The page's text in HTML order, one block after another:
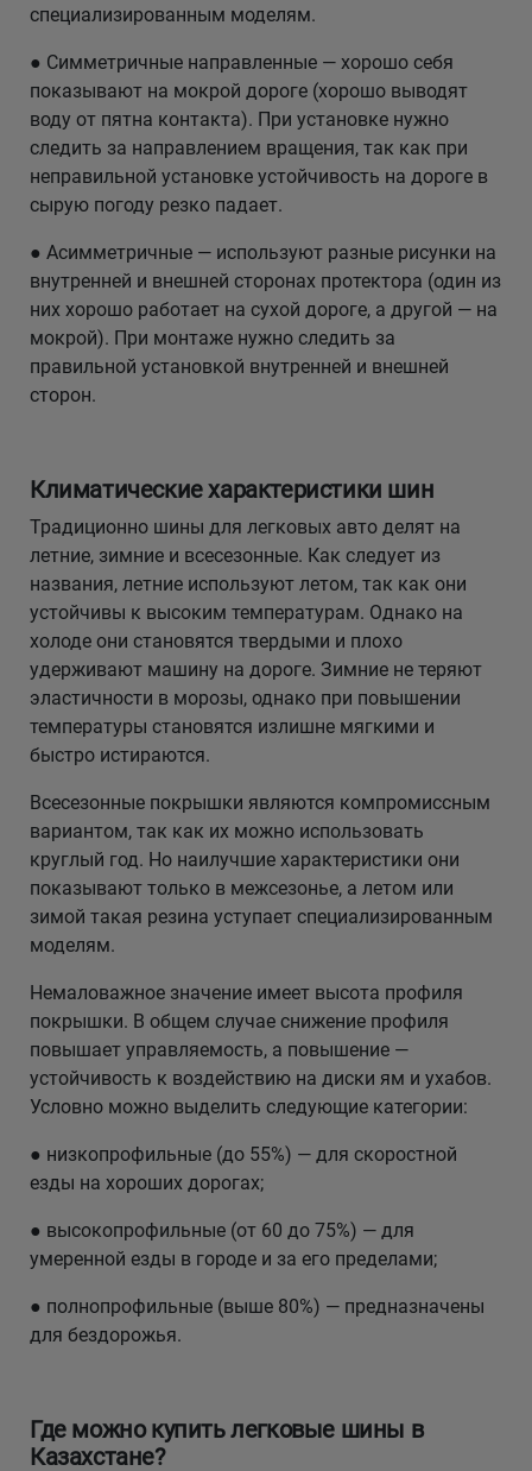
специализированным моделям.
● Симметричные направленные — хорошо себя
показывают на мокрой дороге (хорошо выводят
воду от пятна контакта). При установке нужно
следить за направлением вращения, так как при
неправильной установке устойчивость на дороге в
сырую погоду резко падает.
● Асимметричные — используют разные рисунки на
внутренней и внешней сторонах протектора (один из
них хорошо работает на сухой дороге, а другой — на
мокрой). При монтаже нужно следить за
правильной установкой внутренней и внешней
сторон.
Климатические характеристики шин
Традиционно шины для легковых авто делят на
летние, зимние и всесезонные. Как следует из
названия, летние используют летом, так как они
устойчивы к высоким температурам. Однако на
холоде они становятся твердыми и плохо
удерживают машину на дороге. Зимние не теряют
эластичности в морозы, однако при повышении
температуры становятся излишне мягкими и
быстро истираются.
Всесезонные покрышки являются компромиссным
вариантом, так как их можно использовать
круглый год. Но наилучшие характеристики они
показывают только в межсезонье, а летом или
зимой такая резина уступает специализированным
моделям.
Немаловажное значение имеет высота профиля
покрышки. В общем случае снижение профиля
повышает управляемость, а повышение —
устойчивость к воздействию на диски ям и ухабов.
Условно можно выделить следующие категории:
● низкопрофильные (до 55%) — для скоростной
езды на хороших дорогах;
● высокопрофильные (от 60 до 75%) — для
умеренной езды в городе и за его пределами;
● полнопрофильные (выше 80%) — предназначены
для бездорожья.
Где можно купить легковые шины в
Казахстане?